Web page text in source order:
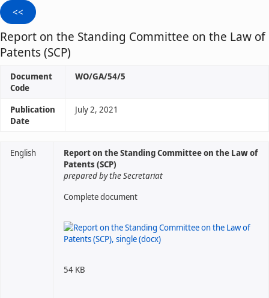
Report on the Standing Committee on the Law of
Patents (SCP)
Document
Code
WO/GA/54/5
Publication
Date
July 2, 2021
English
Report on the Standing Committee on the Law of
Patents (SCP)
prepared by the Secretariat
Complete document
54 KB